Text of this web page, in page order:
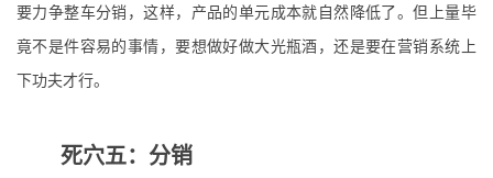
要力争整车分销，这样，产品的单元成本就自然降低了。但上量毕
竟不是件容易的事情，要想做好做大光瓶酒，还是要在营销系统上
下功夫才行。
死穴五：分销